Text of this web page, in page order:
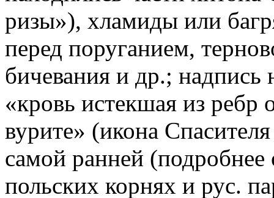
ризы»), хламиды или
перед поруганием,
бичевания и др.; надпись
«кровь истекшая из ребр
вурите» (икона
самой ранней
польских корнях и рус.